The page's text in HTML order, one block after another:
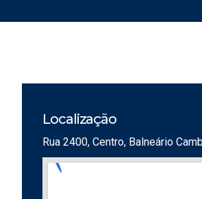
Localização
Rua 2400, Centro, Balneário